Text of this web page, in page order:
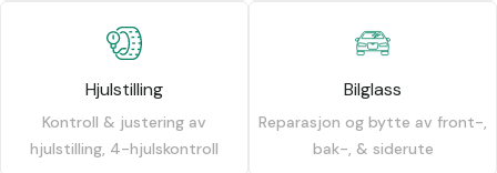
Hjulstilling
Kontroll & justering av
hjulstilling, 4-hjulskontroll
Bilglass
Reparasjon og bytte av front-,
bak-, & siderute